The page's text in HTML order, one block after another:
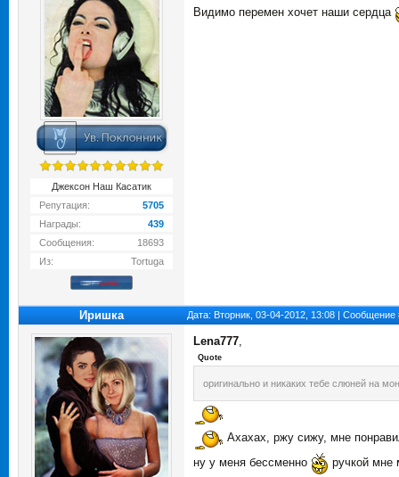
Джексон Наш Касатик
Репутация:
5705
Награды:
439
Сообщения:
18693
Из:
Tortuga
Видимо перемен хочет наши сердца
Иришка Дата: Вторник, 03-04-2012, 13:08 |
Lena777,
Quote
оригинально и никаких тебе слюней на
Ахахах, ржу сижу, мне
ну у меня бессменно
ручкой